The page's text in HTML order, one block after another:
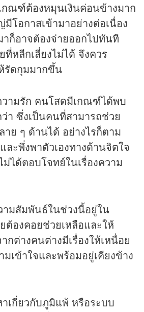
กณฑ์ต้องหมุนเงินค่อนข้างมาก
โอกาสเข้ามาอย่างต่อเนื่อง
าก็อาจต้องจ่ายออกไปทันที
ที่หลีกเลี่ยงไม่ได้ จึงควร
รัดกุมมากขึ้น
วามรัก คนโสดมีเกณฑ์ได้พบ
า ซึ่งเป็นคนที่สามารถช่วย
ย ๆ ด้านได้ อย่างไรก็ตาม
ะพึ่งพาตัวเองทางด้านจิตใจ
ม่ได้ตอบโจทย์ในเรื่องความ
มสัมพันธ์ในช่วงนี้อยู่ใน
ต้องคอยช่วยเหลือและให้
กต่างคนต่างมีเรื่องให้เหนื่อย
เข้าใจและพร้อมอยู่เคียงข้าง
เกี่ยวกับภูมิแพ้ หรือระบบ